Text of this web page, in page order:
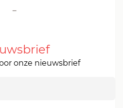
-
onze nieuwsbrief